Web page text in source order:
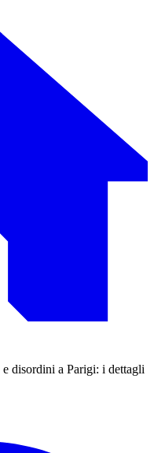
disordini a Parigi: i dettagli